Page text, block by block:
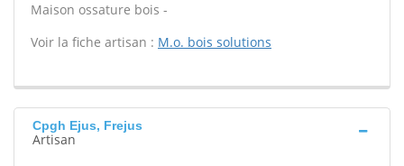
Maison ossature bois -
Voir la fiche artisan : M.o. bois solutions
Cpgh Ejus, Frejus
Artisan